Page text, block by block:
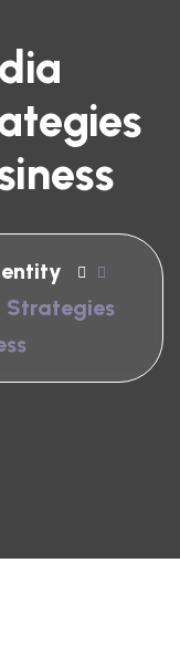
Strategies